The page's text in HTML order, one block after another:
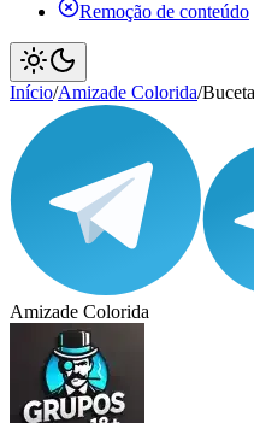
Remoção de conteúdo
Início/Amizade Colorida/
Amizade Colorida